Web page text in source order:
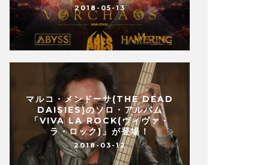
2018-05-13
マルコ・メンドーサ(THE DEAD
DAISIES)のソロ・アルバム
「VIVA LA ROCK(ヴィヴァ・
ラ・ロック)」が登場！
2018-03-12